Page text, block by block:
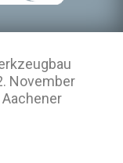
November